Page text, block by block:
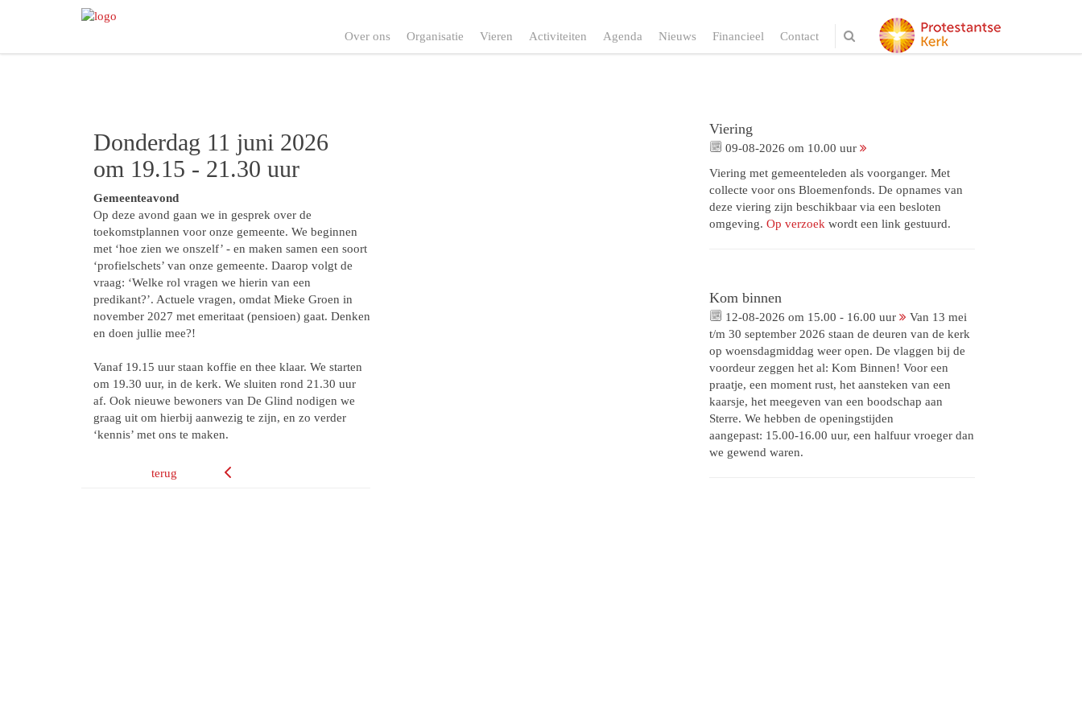
Over ons Organisatie Vieren Activiteiten Agenda Nieuws Financieel Contact
Donderdag 11 juni 2026
om 19.15 - 21.30 uur
Gemeenteavond
Op deze avond gaan we in gesprek over de
toekomstplannen voor onze gemeente. We beginnen
met ‘hoe zien we onszelf’ - en maken samen een soort
‘profielschets’ van onze gemeente. Daarop volgt de
vraag: ‘Welke rol vragen we hierin van een
predikant?’. Actuele vragen, omdat Mieke Groen in
november 2027 met emeritaat (pensioen) gaat. Denken
en doen jullie mee?!
Vanaf 19.15 uur staan koffie en thee klaar. We starten
om 19.30 uur, in de kerk. We sluiten rond 21.30 uur
af. Ook nieuwe bewoners van De Glind nodigen we
graag uit om hierbij aanwezig te zijn, en zo verder
‘kennis’ met ons te maken.
terug
Viering
09-08-2026 om 10.00 uur
Viering met gemeenteleden als voorganger. Met
collecte voor ons Bloemenfonds. De opnames van
deze viering zijn beschikbaar via een besloten
omgeving.Op verzoek wordt een link gestuurd.
Kom binnen
12-08-2026 om 15.00 - 16.00 uur
Van 13 mei
t/m 30 september 2026 staan de deuren van de kerk
op woensdagmiddag weer open. De vlaggen bij de
voordeur zeggen het al: Kom Binnen! Voor een
praatje, een moment rust, het aansteken van een
kaarsje, het meegeven van een boodschap aan
Sterre. We hebben de openingstijden
aangepast: 15.00-16.00 uur, een halfuur vroeger dan
we gewend waren.